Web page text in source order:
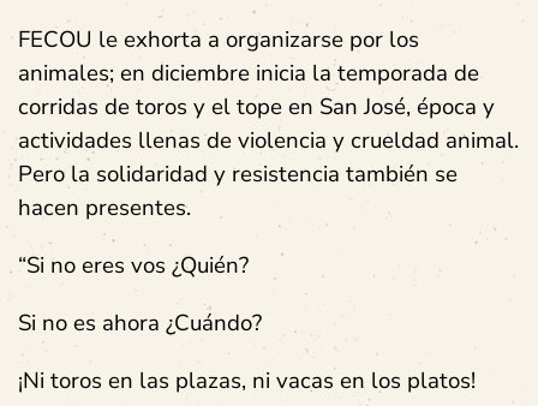
FECOU le exhorta a organizarse por los
animales; en diciembre inicia la temporada de
corridas de toros y el tope en San José, época y
actividades llenas de violencia y crueldad animal.
Pero la solidaridad y resistencia también se
hacen presentes.
“Si no eres vos ¿Quién?
Si no es ahora ¿Cuándo?
¡Ni toros en las plazas, ni vacas en los platos!